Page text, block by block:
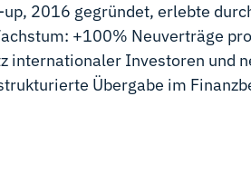
2016 gegründet, erlebte
+100% Neuverträge
internationaler Investoren und
Übergabe im